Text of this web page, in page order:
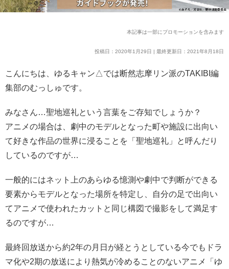
本記事は一部にプロモーションを含みます
投稿日：2020年1月29日 | 最終更新日：2021年8月18日
こんにちは、ゆるキャン△では断然志摩リン派のTAKIBI編
集部のむっしゅです。
みなさん…聖地巡礼という言葉をご存知でしょうか？
アニメの場合は、劇中のモデルとなった町や施設に出向い
て好きな作品の世界に浸ることを「聖地巡礼」と呼んだり
しているのですが…
一般的にはネット上のあらゆる憶測や劇中で判断ができる
要素からモデルとなった場所を特定し、自分の足で出向い
てアニメで使われたカットと同じ構図で撮影をして満足す
るのですが…
最終回放送から約2年の月日が経とうとしている今でもドラ
マ化や2期の放送により熱気が冷めることのないアニメ「ゆ